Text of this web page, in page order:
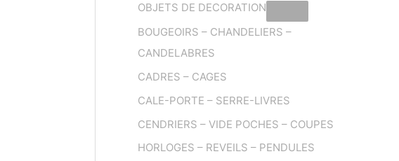
OBJETS DE DECORATION
BOUGEOIRS – CHANDELIERS –
CANDELABRES
CADRES – CAGES
CALE-PORTE – SERRE-LIVRES
CENDRIERS – VIDE POCHES – COUPES
HORLOGES – REVEILS – PENDULES